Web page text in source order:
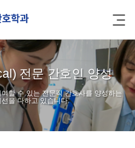
전문 간호인 양성
할 수 있는 전문직 간호사를 양성하는
을 다하고 있습니다.